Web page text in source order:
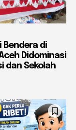
Bendera di
Didominasi
dan Sekolah